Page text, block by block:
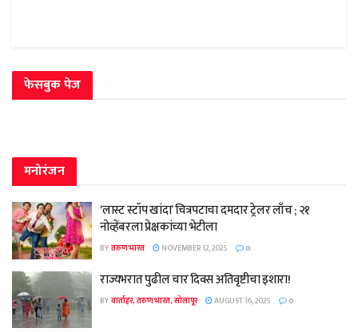
फेसबुक पेज
मनोरंजन
‘लास्ट स्टॉप खांदा’ चित्रपटाचा दमदार ट्रेलर लाँच ; २१
नोव्हेंबरला प्रेक्षकांच्या भेटीला
BYतरुण भारत NOVEMBER 12, 2025 0
राज्यभरात पुढील चार दिवस अतिवृष्टीचा इशारा!
BYवार्ताहर, तरुण भारत, सोलापूर AUGUST 16, 2025 0